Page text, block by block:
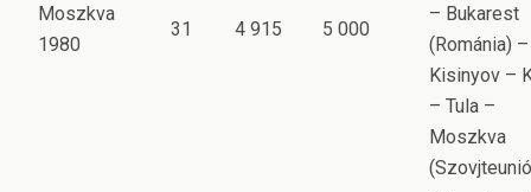
Moszkva
1980
31 4 915 5 000
– Bukarest
(Románia) –
Kisinyov –
– Tula –
Moszkva